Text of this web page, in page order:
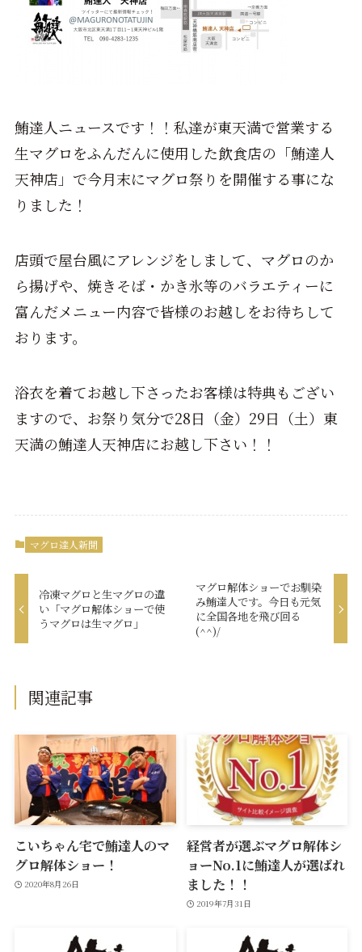
鮪達人ニュースです！！私達が東天満で営業する
生マグロをふんだんに使用した飲食店の「鮪達人
天神店」で今月末にマグロ祭りを開催する事にな
りました！
店頭で屋台風にアレンジをしまして、マグロのか
ら揚げや、焼きそば・かき氷等のバラエティーに
富んだメニュー内容で皆様のお越しをお待ちして
おります。
浴衣を着てお越し下さったお客様は特典もござい
ますので、お祭り気分で28日（金）29日（土）東
天満の鮪達人天神店にお越し下さい！！
マグロ達人新聞
冷凍マグロと生マグロの違
い「マグロ解体ショーで使
うマグロは生マグロ」
マグロ解体ショーでお馴染
み鮪達人です。今日も元気
に全国各地を飛び回る
(^^)/
関連記事
こいちゃん宅で鮪達人のマ
グロ解体ショー！
2020年8月26日
経営者が選ぶマグロ解体シ
ョーNo.1に鮪達人が選ばれ
ました！！
2019年7月31日